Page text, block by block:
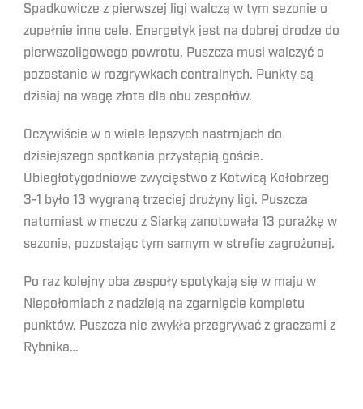
Spadkowicze z pierwszej ligi walczą w tym sezonie o
zupełnie inne cele. Energetyk jest na dobrej drodze do
pierwszoligowego powrotu. Puszcza musi walczyć o
pozostanie w rozgrywkach centralnych. Punkty są
dzisiaj na wagę złota dla obu zespołów.
Oczywiście w o wiele lepszych nastrojach do
dzisiejszego spotkania przystąpią goście.
Ubiegłotygodniowe zwycięstwo z Kotwicą Kołobrzeg
3-1 było 13 wygraną trzeciej drużyny ligi. Puszcza
natomiast w meczu z Siarką zanotowała 13 porażkę w
sezonie, pozostając tym samym w strefie zagrożonej.
Po raz kolejny oba zespoły spotykają się w maju w
Niepołomiach z nadzieją na zgarnięcie kompletu
punktów. Puszcza nie zwykła przegrywać z graczami z
Rybnika…